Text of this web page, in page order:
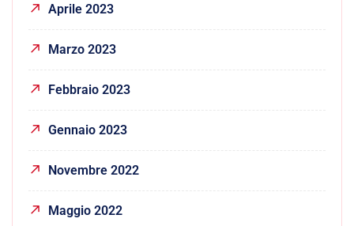
Aprile 2023
Marzo 2023
Febbraio 2023
Gennaio 2023
Novembre 2022
Maggio 2022